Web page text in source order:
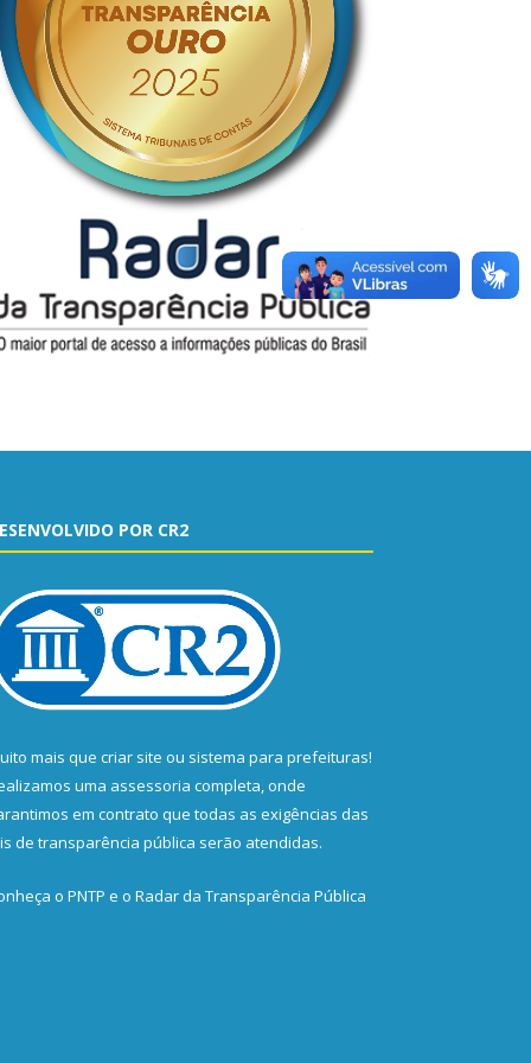
POR CR2
mais que criar site ou sistema para prefeituras!
uma assessoria completa, onde
em contrato que todas as exigências das
de transparência pública serão atendidas.
o PNTP e o Radar da Transparência Pública